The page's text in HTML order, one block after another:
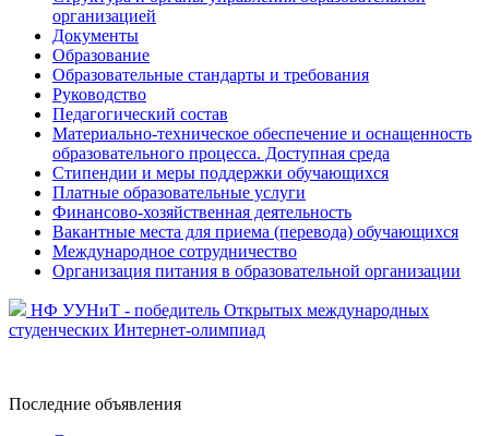
организацией
Документы
Образование
Образовательные стандарты и требования
Руководство
Педагогический состав
Материально-техническое обеспечение и оснащенность
образовательного процесса. Доступная среда
Стипендии и меры поддержки обучающихся
Платные образовательные услуги
Финансово-хозяйственная деятельность
Вакантные места для приема (перевода) обучающихся
Международное сотрудничество
Организация питания в образовательной организации
НФ УУНиТ - победитель Открытых международных
студенческих Интернет-олимпиад
Последние объявления